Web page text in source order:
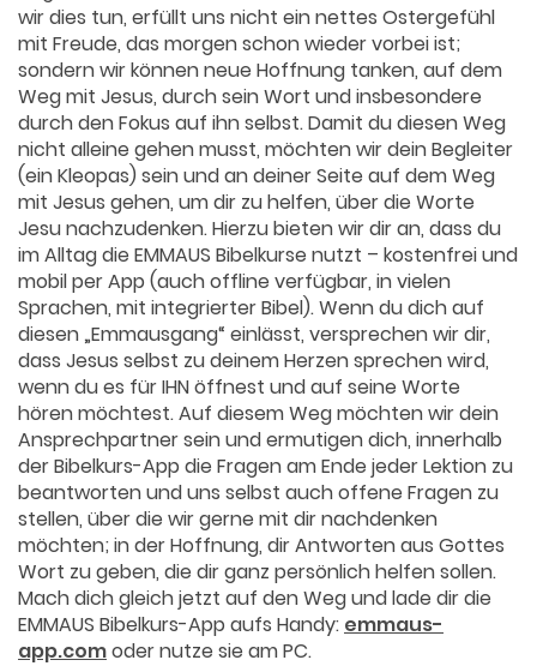
wir dies tun, erfüllt uns nicht ein nettes Ostergefühl
mit Freude, das morgen schon wieder vorbei ist;
sondern wir können neue Hoffnung tanken, auf dem
Weg mit Jesus, durch sein Wort und insbesondere
durch den Fokus auf ihn selbst. Damit du diesen Weg
nicht alleine gehen musst, möchten wir dein Begleiter
(ein Kleopas) sein und an deiner Seite auf dem Weg
mit Jesus gehen, um dir zu helfen, über die Worte
Jesu nachzudenken. Hierzu bieten wir dir an, dass du
im Alltag die EMMAUS Bibelkurse nutzt – kostenfrei und
mobil per App (auch offline verfügbar, in vielen
Sprachen, mit integrierter Bibel). Wenn du dich auf
diesen „Emmausgang“ einlässt, versprechen wir dir,
dass Jesus selbst zu deinem Herzen sprechen wird,
wenn du es für IHN öffnest und auf seine Worte
hören möchtest. Auf diesem Weg möchten wir dein
Ansprechpartner sein und ermutigen dich, innerhalb
der Bibelkurs-App die Fragen am Ende jeder Lektion zu
beantworten und uns selbst auch offene Fragen zu
stellen, über die wir gerne mit dir nachdenken
möchten; in der Hoffnung, dir Antworten aus Gottes
Wort zu geben, die dir ganz persönlich helfen sollen.
Mach dich gleich jetzt auf den Weg und lade dir die
EMMAUS Bibelkurs-App aufs Handy: emmaus-
app.comoder nutze sie am PC.